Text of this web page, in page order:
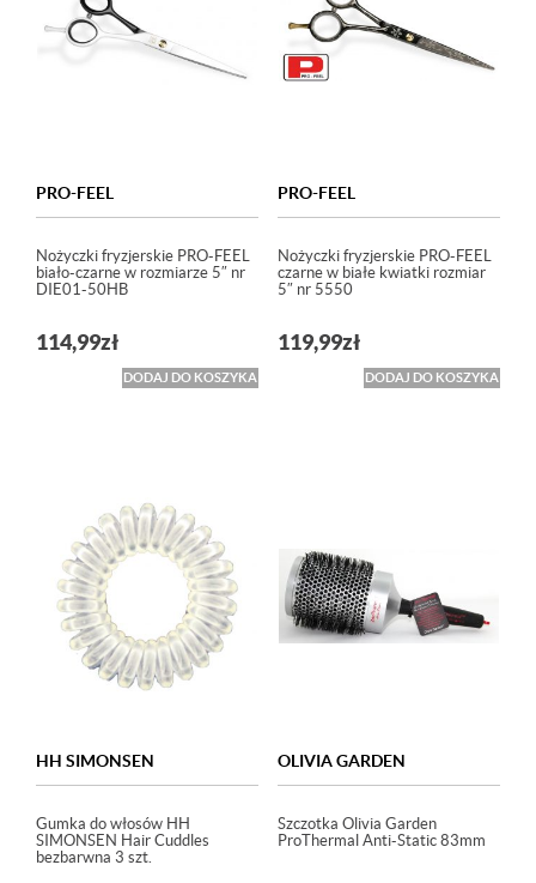
PRO-FEEL
Nożyczki fryzjerskie PRO-FEEL
biało-czarne w rozmiarze 5″ nr
DIE01-50HB
114,99zł
DODAJ DO KOSZYKA
PRO-FEEL
Nożyczki fryzjerskie PRO-FEEL
czarne w białe kwiatki rozmiar
5″ nr 5550
119,99zł
DODAJ DO KOSZYKA
HH SIMONSEN
Gumka do włosów HH
SIMONSEN Hair Cuddles
bezbarwna 3 szt.
OLIVIA GARDEN
Szczotka Olivia Garden
ProThermal Anti-Static 83mm